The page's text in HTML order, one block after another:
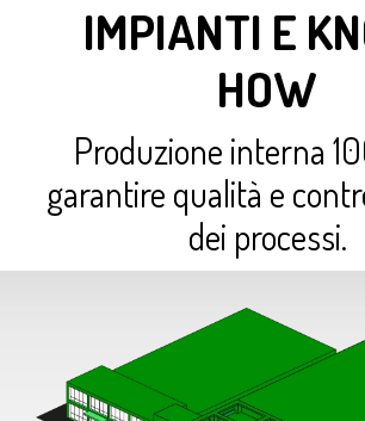
IMPIANTI E
HOW
Produzione interna
garantire qualità e
dei processi.